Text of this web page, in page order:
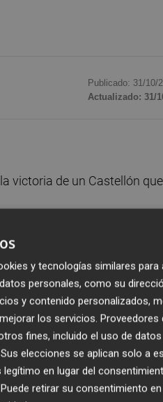
Publicado: 31/10/
Actualizado: 31/
victoria de un Castellón
a los planes de Escobar
el Atlético Baleares.
alineaciones de la UD
del CS Marítimo, que no
y tecnologías similares para
personales, como su
y contenido personalizados,
los servicios. Proveedores
fines, incluido el uso de
elecciones se aplican solo a
en lugar del
Puede retirar su consentimiento